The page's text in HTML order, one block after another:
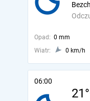
Opad: 0 mm
Wiatr:
0 km/h
06:00